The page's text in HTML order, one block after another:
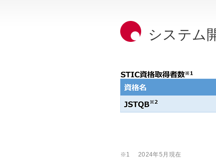
システム
※1 2024年5月現在